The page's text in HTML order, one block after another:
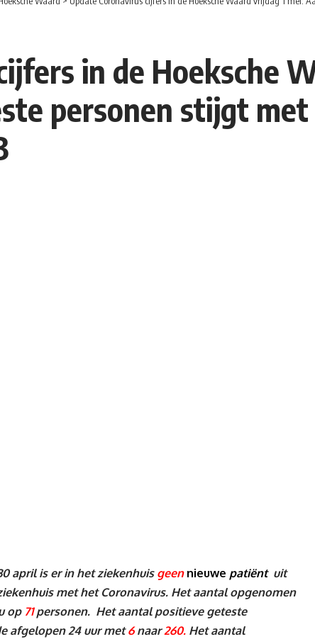
in de Hoeksche
personen stijgt
april is er in het ziekenhuis geen nieuwe patiënt uit
met het Coronavirus. Het aantal opgenomen
op 71personen. Het aantal positieve geteste
afgelopen 24 uur met6naar260. Het aantal